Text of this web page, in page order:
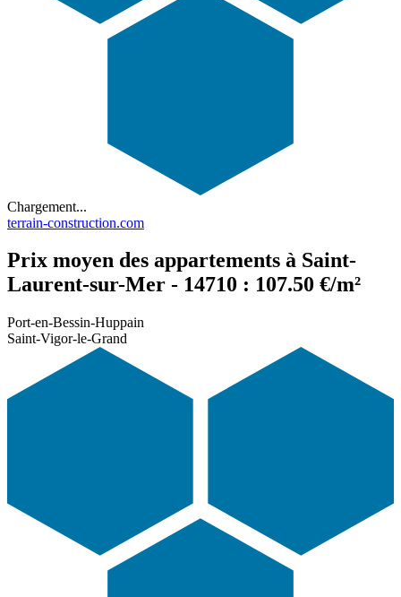
Chargement...
terrain-construction.com
Prix moyen des appartements à Saint-
Laurent-sur-Mer - 14710 : 107.50 €/m²
Port-en-Bessin-Huppain
Saint-Vigor-le-Grand